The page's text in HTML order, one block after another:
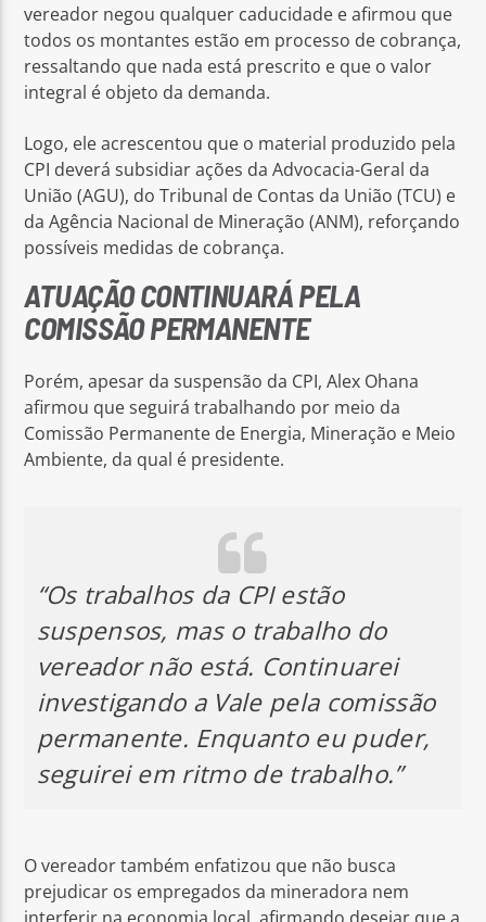
vereador negou qualquer caducidade e afirmou que
todos os montantes estão em processo de cobrança,
ressaltando que nada está prescrito e que o valor
integral é objeto da demanda.
Logo, ele acrescentou que o material produzido pela
CPI deverá subsidiar ações da Advocacia-Geral da
União (AGU), do Tribunal de Contas da União (TCU) e
da Agência Nacional de Mineração (ANM), reforçando
possíveis medidas de cobrança.
ATUAÇÃO CONTINUARÁ PELA
COMISSÃO PERMANENTE
Porém, apesar da suspensão da CPI, Alex Ohana
afirmou que seguirá trabalhando por meio da
Comissão Permanente de Energia, Mineração e Meio
Ambiente, da qual é presidente.
“Os trabalhos da CPI estão
suspensos, mas o trabalho do
vereador não está. Continuarei
investigando a Vale pela comissão
permanente. Enquanto eu puder,
seguirei em ritmo de trabalho.”
O vereador também enfatizou que não busca
prejudicar os empregados da mineradora nem